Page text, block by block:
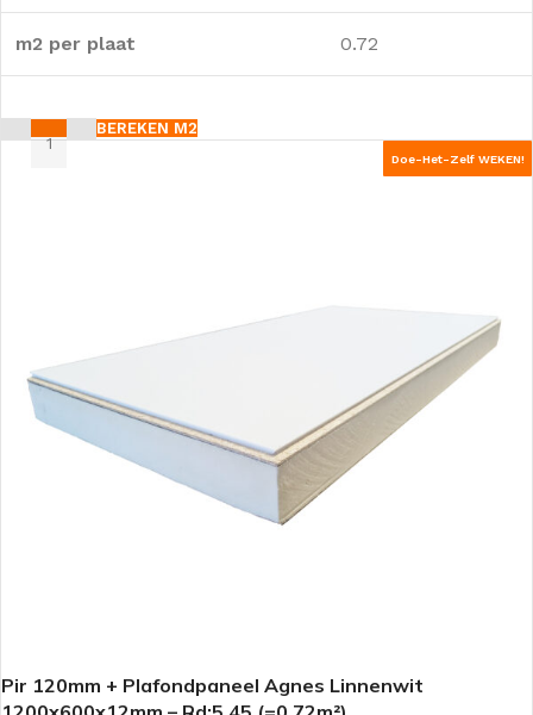
m2 per plaat 0.72
BEREKEN M2
Doe-Het-Zelf WEKEN!
Pir 120mm + Plafondpaneel Agnes Linnenwit